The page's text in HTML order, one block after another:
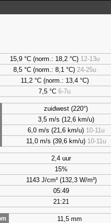
15,9 °C (norm.: 18,2 °C) 12-13u
8,5°C (norm.: 8,1 °C) 24-25u
11,2 °C (norm.: 13,4 °C)
7,5 °C6-7u
zuidwest (220°)
3,5 m/s (12,6 km/u)
6,0 m/s (21,6 km/u) 10-11u
11,0 m/s (39,6 km/u) 10-11u
2,4 uur
15%
1143 J/cm² (132,3 W/m²)
05:49
21:21
11,5 mm